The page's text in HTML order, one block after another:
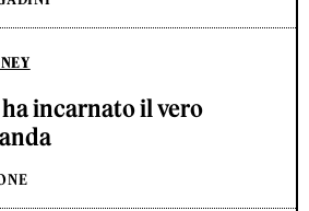
incarnato il vero